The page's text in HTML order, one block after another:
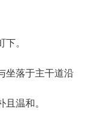
。
落于主干道沿
温和。